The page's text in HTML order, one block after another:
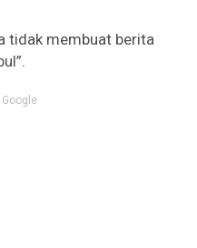
tidak membuat berita
Google